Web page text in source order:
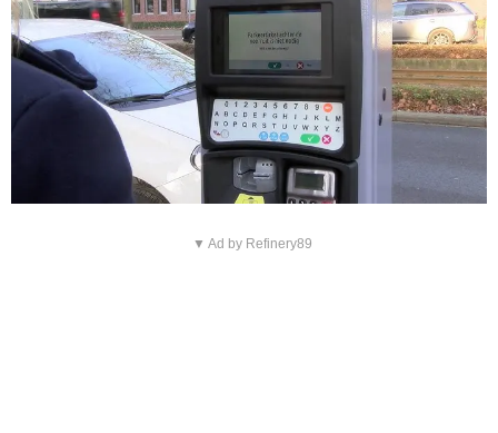
▼ Ad by Refinery89